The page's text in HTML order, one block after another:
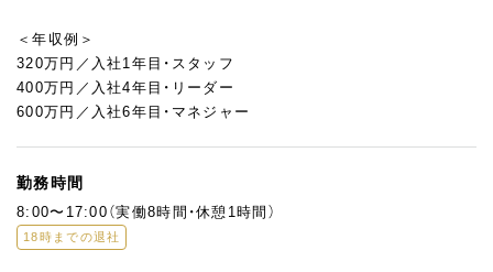
・クレーム対応、保健所対応
・店舗衛生チェック
・社内衛生教育
＜年収例＞
320万円／入社1年目・スタッフ
400万円／入社4年目・リーダー
600万円／入社6年目・マネジャー
勤務時間
8:00〜17:00（実働8時間・休憩1時間）
18時までの退社